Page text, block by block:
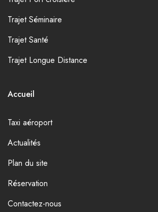
Trajet Séminaire
Trajet Santé
Trajet Longue Distance
Accueil
Taxi aéroport
Actualités
Plan du site
Réservation
Contactez-nous